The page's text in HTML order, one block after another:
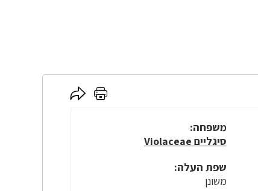
לחץ
לחץ
משפחה:
סיגליים Violaceae
שפת העלה:
משונן